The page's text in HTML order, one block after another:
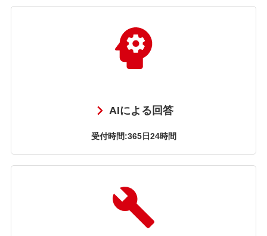
AIによる回答
受付時間:365日24時間